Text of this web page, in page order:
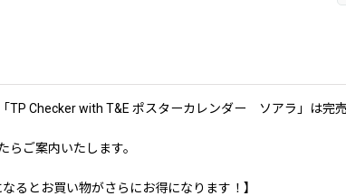
TP Checker with T&E ポスターカレンダー ソアラ」は完売
らご案内いたします。
るとお買い物がさらにお得になります！】